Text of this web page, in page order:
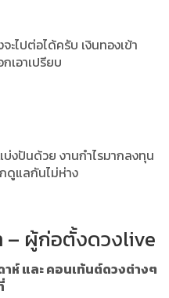
ไปต่อได้ครับ เงินทองเข้า
เอาเปรียบ
งปันด้วย งานกำไรมากลงทุน
ดูแลกันไม่ห่าง
– ผู้ก่อตั้งดวงlive
ห์ และ คอนเท้นต์ดวงต่างๆ